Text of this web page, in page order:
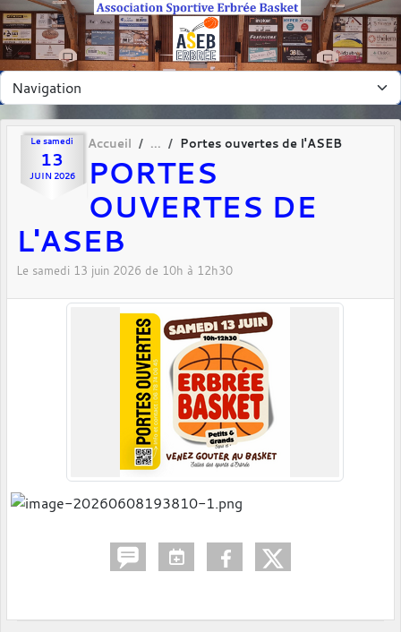
Le samedi
13
JUIN 2026
Accueil Portes ouvertes de l'ASEB
PORTES
OUVERTES DE
L'ASEB
Le samedi 13 juin 2026 de 10h à 12h30
Panneau de gestion des cookies